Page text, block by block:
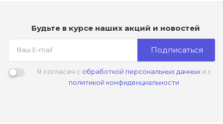
Будьте в курсе наших акций и новостей
Подписаться
Я согласен с обработкой персональных данныхи с
политикой конфиденциальности